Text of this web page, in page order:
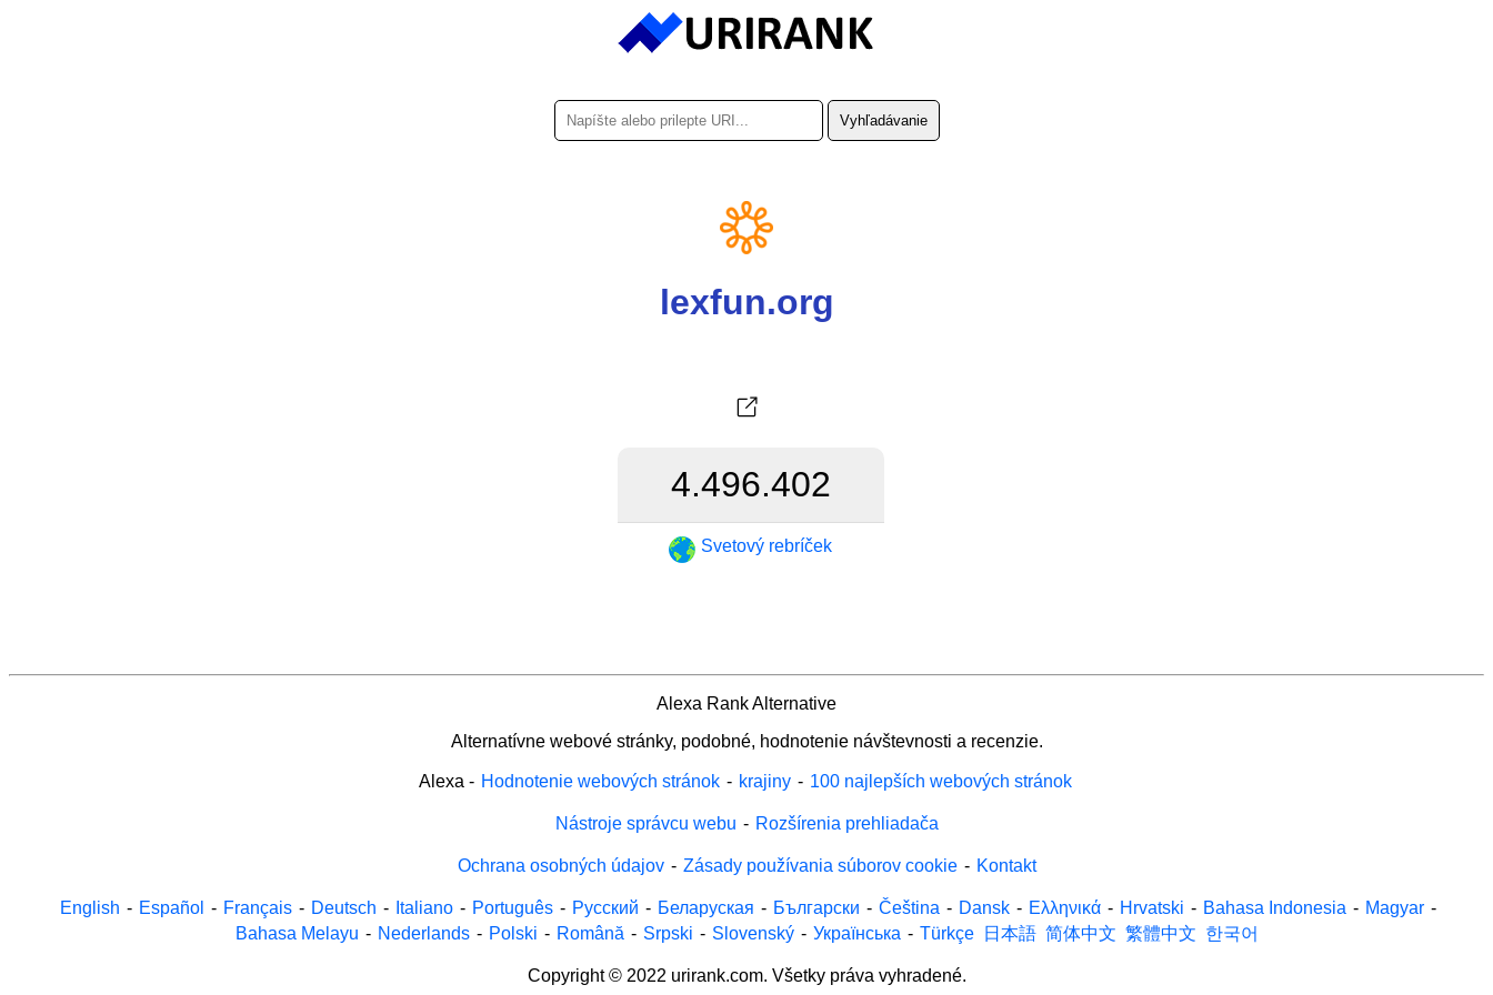
lexfun.org
4.496.402
Svetový rebríček
Alexa Rank Alternative
Alternatívne webové stránky, podobné, hodnotenie návštevnosti a recenzie.
Alexa - Hodnotenie webových stránok - krajiny - 100 najlepších webových stránok
Nástroje správcu webu - Rozšírenia prehliadača
Ochrana osobných údajov - Zásady používania súborov cookie - Kontakt
English - Español - Français - Deutsch - Italiano - Português - Русский - Беларуская - Български - Čeština - Dansk - Ελληνικά - Hrvatski - Bahasa Indonesia - Magyar -
Bahasa Melayu - Nederlands - Polski - Română - Srpski - Slovenský - Українська - Türkçe 日本語 简体中文 繁體中文 한국어
Copyright © 2022 urirank.com. Všetky práva vyhradené.